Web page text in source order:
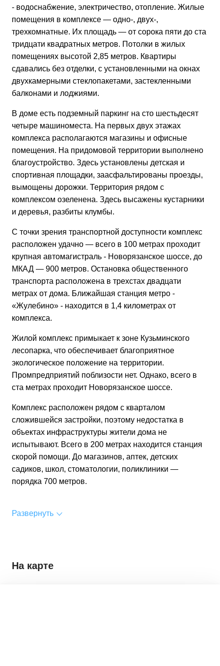
- водоснабжение, электричество, отопление. Жилые
помещения в комплексе — одно-, двух-,
трехкомнатные. Их площадь — от сорока пяти до ста
тридцати квадратных метров. Потолки в жилых
помещениях высотой 2,85 метров. Квартиры
сдавались без отделки, с установленными на окнах
двухкамерными стеклопакетами, застекленными
балконами и лоджиями.
В доме есть подземный паркинг на сто шестьдесят
четыре машиноместа. На первых двух этажах
комплекса располагаются магазины и офисные
помещения. На придомовой территории выполнено
благоустройство. Здесь установлены детская и
спортивная площадки, заасфальтированы проезды,
вымощены дорожки. Территория рядом с
комплексом озеленена. Здесь высажены кустарники
и деревья, разбиты клумбы.
С точки зрения транспортной доступности комплекс
расположен удачно — всего в 100 метрах проходит
крупная автомагистраль - Новорязанское шоссе, до
МКАД — 900 метров. Остановка общественного
транспорта расположена в трехстах двадцати
метрах от дома. Ближайшая станция метро -
«Жулебино» - находится в 1,4 километрах от
комплекса.
Жилой комплекс примыкает к зоне Кузьминского
лесопарка, что обеспечивает благоприятное
экологическое положение на территории.
Промпредприятий поблизости нет. Однако, всего в
ста метрах проходит Новорязанское шоссе.
Комплекс расположен рядом с кварталом
сложившейся застройки, поэтому недостатка в
объектах инфраструктуры жители дома не
испытывают. Всего в 200 метрах находится станция
скорой помощи. До магазинов, аптек, детских
садиков, школ, стоматологии, поликлиники —
порядка 700 метров.
Развернуть
На карте